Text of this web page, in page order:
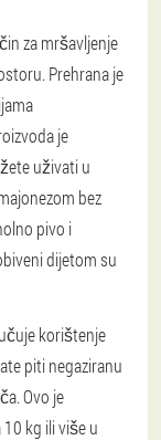
za mršavljenje
Prehrana je
je
uživati u
bez
pivo i
dijetom su
korištenje
piti negaziranu
Ovo je
kg ili više u